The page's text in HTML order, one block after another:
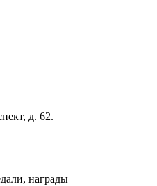
д. 62.
награды